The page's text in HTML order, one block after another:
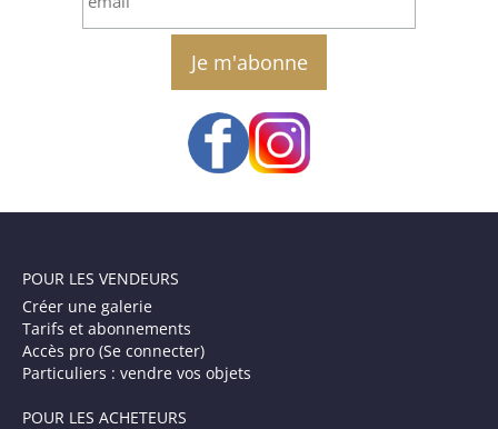
email
POUR LES VENDEURS
Créer une galerie
Tarifs et abonnements
Accès pro (Se connecter)
Particuliers : vendre vos objets
POUR LES ACHETEURS